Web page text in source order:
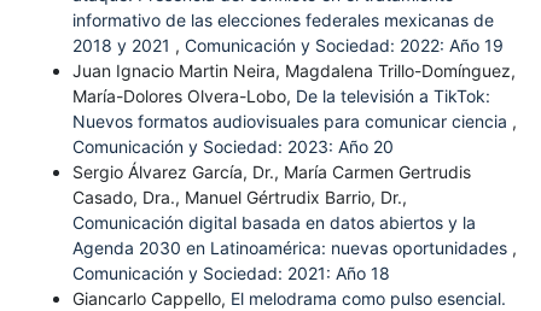
informativo de las elecciones federales mexicanas de
2018 y 2021 , Comunicación y Sociedad: 2022: Año 19
Juan Ignacio Martin Neira, Magdalena Trillo-Domínguez,
María-Dolores Olvera-Lobo, De la televisión a TikTok:
Nuevos formatos audiovisuales para comunicar ciencia ,
Comunicación y Sociedad: 2023: Año 20
Sergio Álvarez García, Dr., María Carmen Gertrudis
Casado, Dra., Manuel Gértrudix Barrio, Dr.,
Comunicación digital basada en datos abiertos y la
Agenda 2030 en Latinoamérica: nuevas oportunidades ,
Comunicación y Sociedad: 2021: Año 18
Giancarlo Cappello, El melodrama como pulso esencial.